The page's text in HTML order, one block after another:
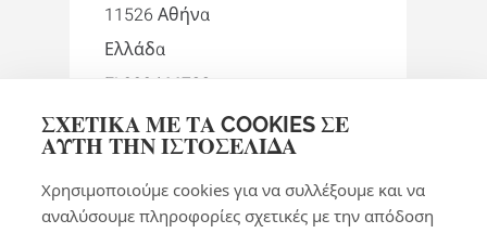
ΣΧΕΤΙΚΆ ΜΕ ΤΑ COOKIES ΣΕ
ΑΥΤΉ ΤΗΝ ΙΣΤΟΣΕΛΊΔΑ
Χρησιμοποιούμε cookies για να συλλέξουμε και να
αναλύσουμε πληροφορίες σχετικές με την απόδοση
11526 Αθήνα
Ελλάδα
EL999466722
+30 210 9242274
orakel-gr@orakel.com
Facebook
Instagram
LinkedInWhatsApp
YouTube